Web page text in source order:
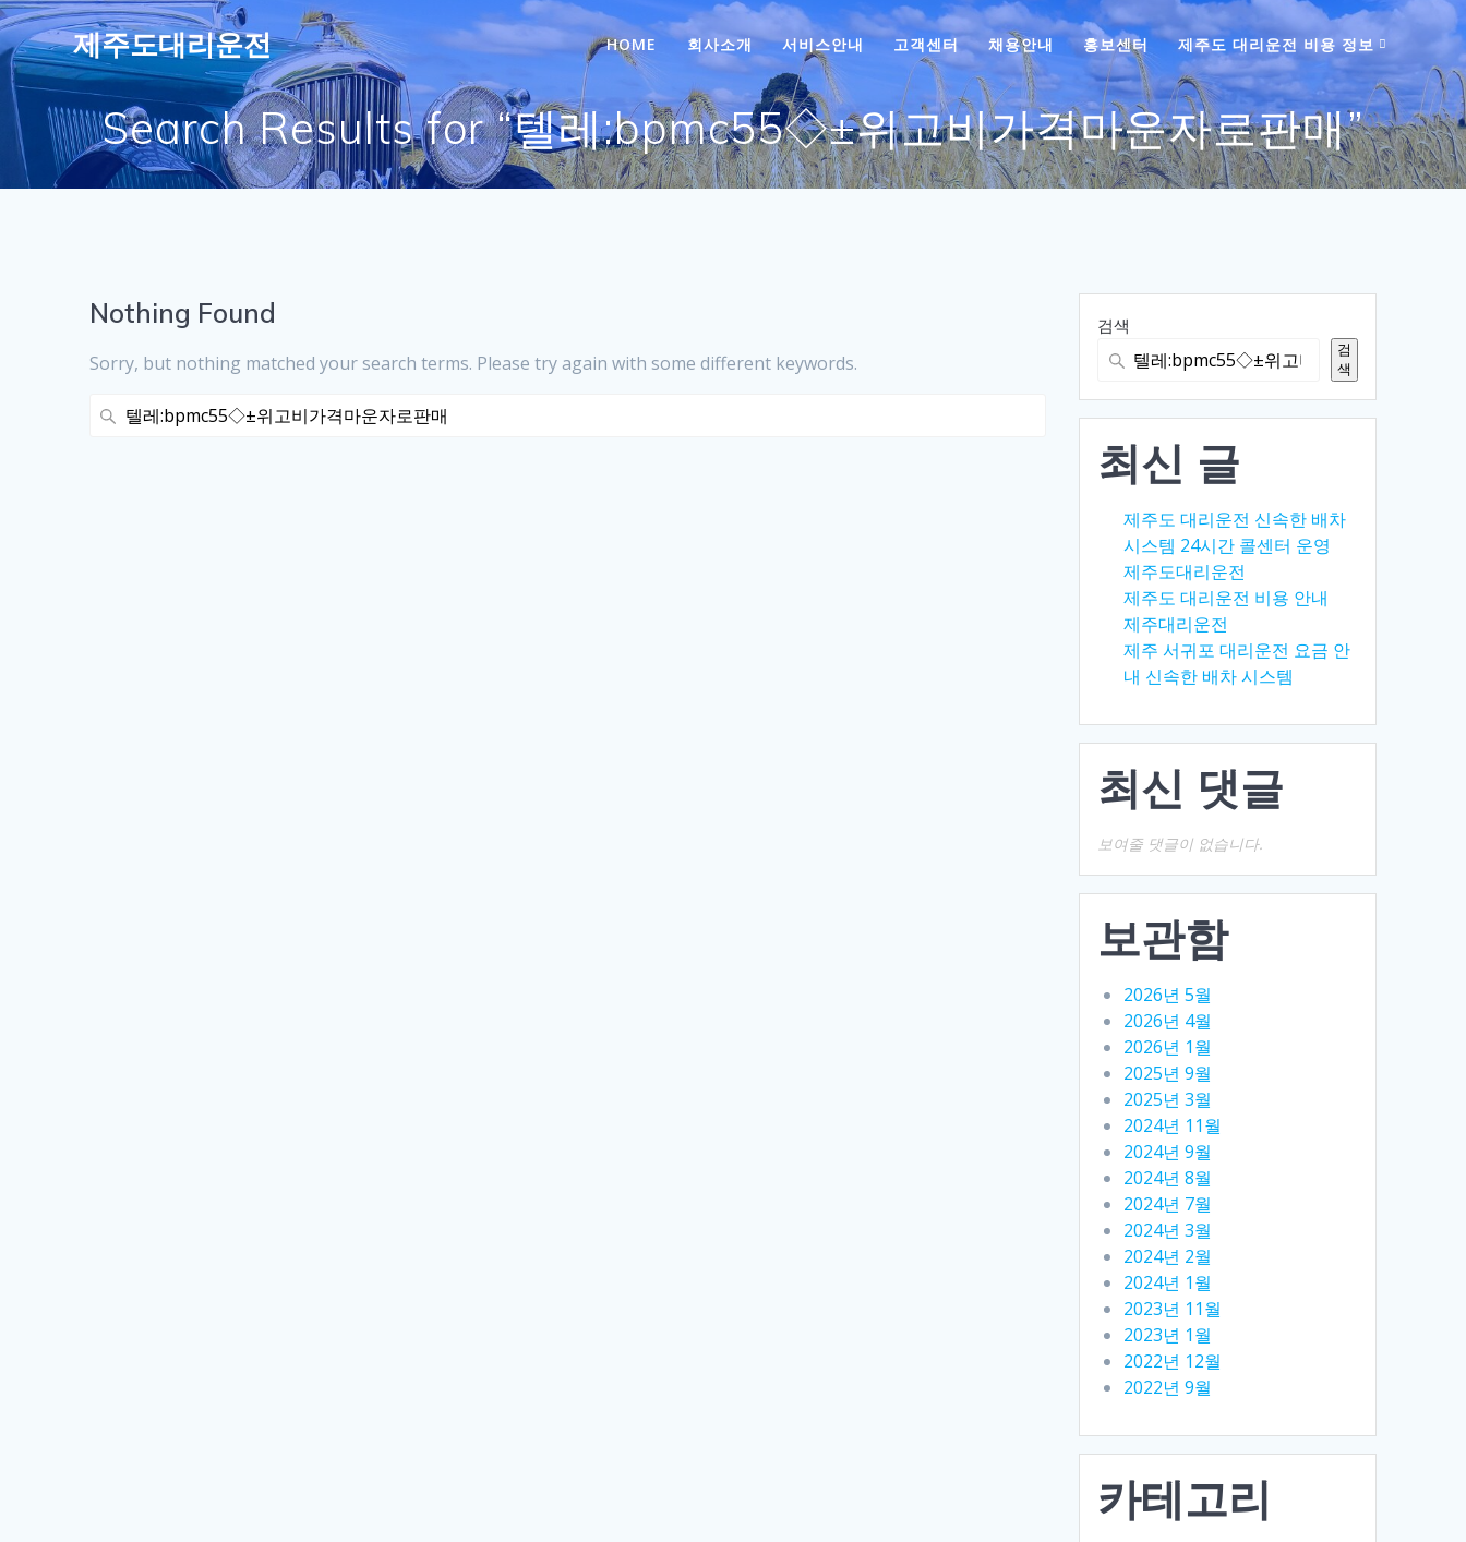
Skip
to
content
제주도대리운전 HOME 회사소개 서비스안내 고객센터 채용안내 홍보센터 제주도 대리운전 비용 정보
Search Results for “텔레:bpmc55◇±위고비가격마운자로판매”
Nothing Found
Sorry, but nothing matched your search terms. Please try again with some different keywords.
Search
검색
검
색
최신 글
제주도 대리운전 신속한 배차
시스템 24시간 콜센터 운영
제주도대리운전
제주도 대리운전 비용 안내
제주대리운전
제주 서귀포 대리운전 요금 안
내 신속한 배차 시스템
최신 댓글
보여줄 댓글이 없습니다.
보관함
2026년 5월
2026년 4월
2026년 1월
2025년 9월
2025년 3월
2024년 11월
2024년 9월
2024년 8월
2024년 7월
2024년 3월
2024년 2월
2024년 1월
2023년 11월
2023년 1월
2022년 12월
2022년 9월
카테고리